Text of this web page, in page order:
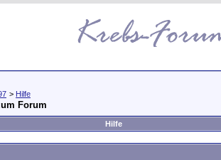
> Hilfe
Forum
Hilfe